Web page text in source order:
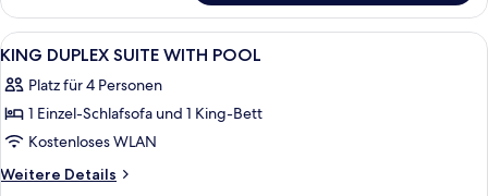
Guestroom with
Private
Outdoor
Tub
Alle
Fotos
für
KING
DUPLEX
SUITE
Ein Schlafzimmer mit Bett,
22
KING DUPLEX SUITE WITH POOL
Platz für 4 Personen
1 Einzel-Schlafsofa und 1 King-Bett
Kostenloses WLAN
Weitere Details
Weitere